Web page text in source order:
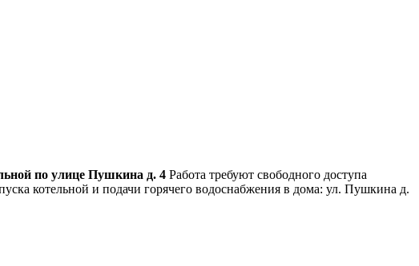
по улице Пушкина д. 4 Работа требуют свободного доступа
котельной и подачи горячего водоснабжения в дома: ул. Пушкина д.